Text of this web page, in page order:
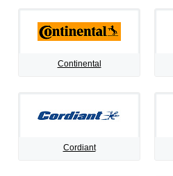
Continental
Cordiant